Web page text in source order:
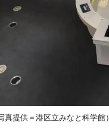
提供＝港区立みなと科学館）